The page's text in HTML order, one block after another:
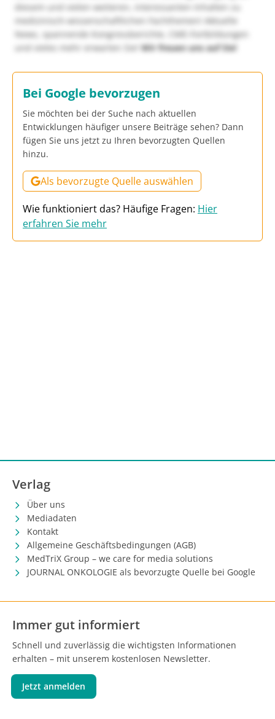
diesem und vielen weiteren, interessanten Inhalten zu
medizinisch-wissenschaftlichen Fachthemen! Aktuelle
News, spannende Kongressberichte, CME-Fortbildungen
und vieles mehr erwarten Sie!Wir freuen uns auf Sie!
Bei Google bevorzugen
Sie möchten bei der Suche nach aktuellen
Entwicklungen häufiger unsere Beiträge sehen? Dann
fügen Sie uns jetzt zu Ihren bevorzugten Quellen
hinzu.
Als bevorzugte Quelle auswählen
Wie funktioniert das? Häufige Fragen: Hier
erfahren Sie mehr
Verlag
Über uns
Mediadaten
Kontakt
Allgemeine Geschäftsbedingungen (AGB)
MedTriX Group – we care for media solutions
JOURNAL ONKOLOGIE als bevorzugte Quelle bei Google
Immer gut informiert
Schnell und zuverlässig die wichtigsten Informationen
erhalten – mit unserem kostenlosen Newsletter.
Jetzt anmelden